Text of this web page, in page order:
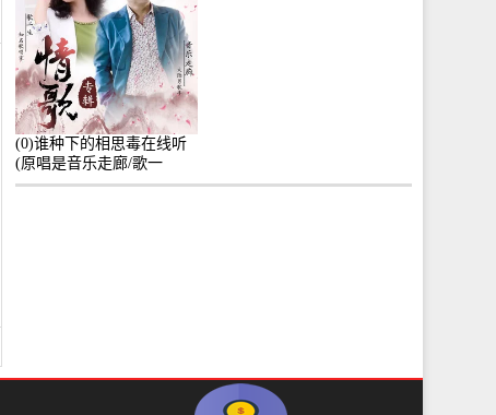
(0)谁种下的相思毒在线听
(原唱是音乐走廊/歌一
生)，小群演唱点播:8975次